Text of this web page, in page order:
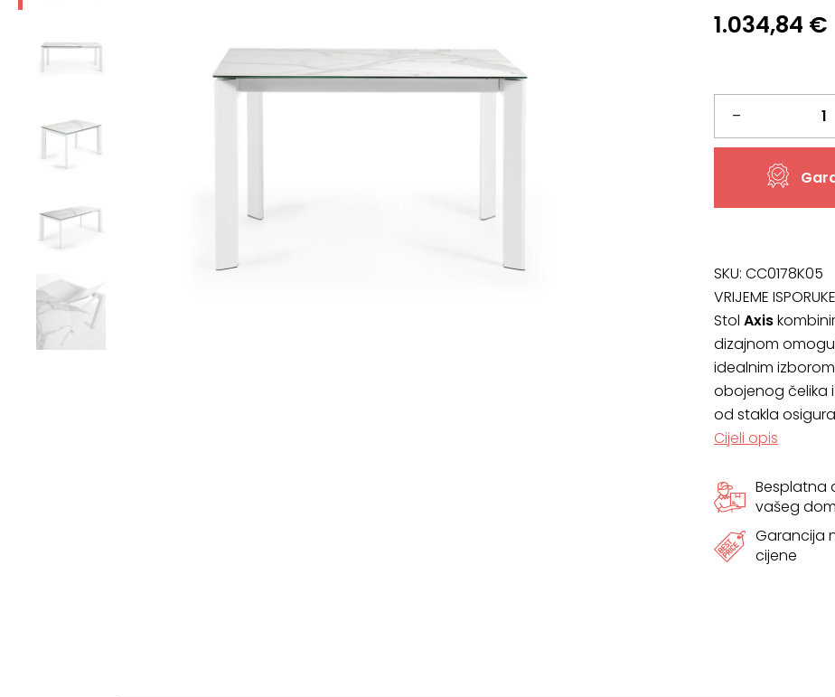
1.034,84 €
–
Porculanski
pravokutni
blagovaonski
Axis
količina
SKU: CC0178K05
VRIJEME
Stol Axis
dizajnom
idealnim
obojenog čelika
od stakla
Cijeli opis
Besplatna
vašeg
Garancija
cijene